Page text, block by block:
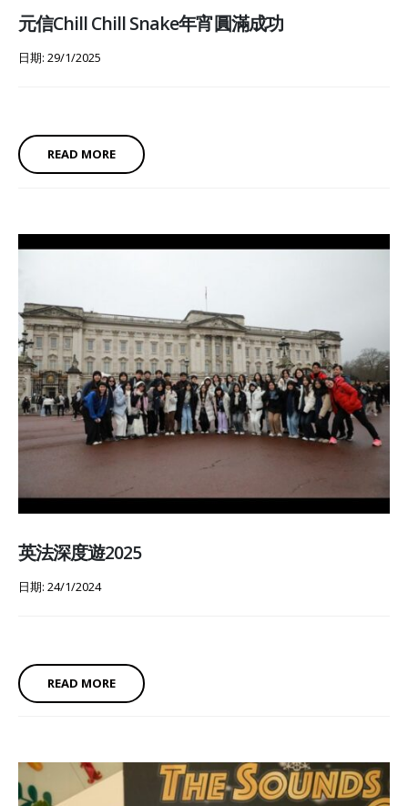
元信Chill Chill Snake年宵圓滿成功
日期: 29/1/2025
READ MORE
英法深度遊2025
日期: 24/1/2024
READ MORE